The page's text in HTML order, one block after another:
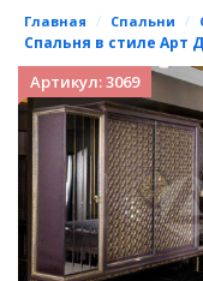
Главная / Спальни /
Спальня в стиле Арт
Артикул: 3069